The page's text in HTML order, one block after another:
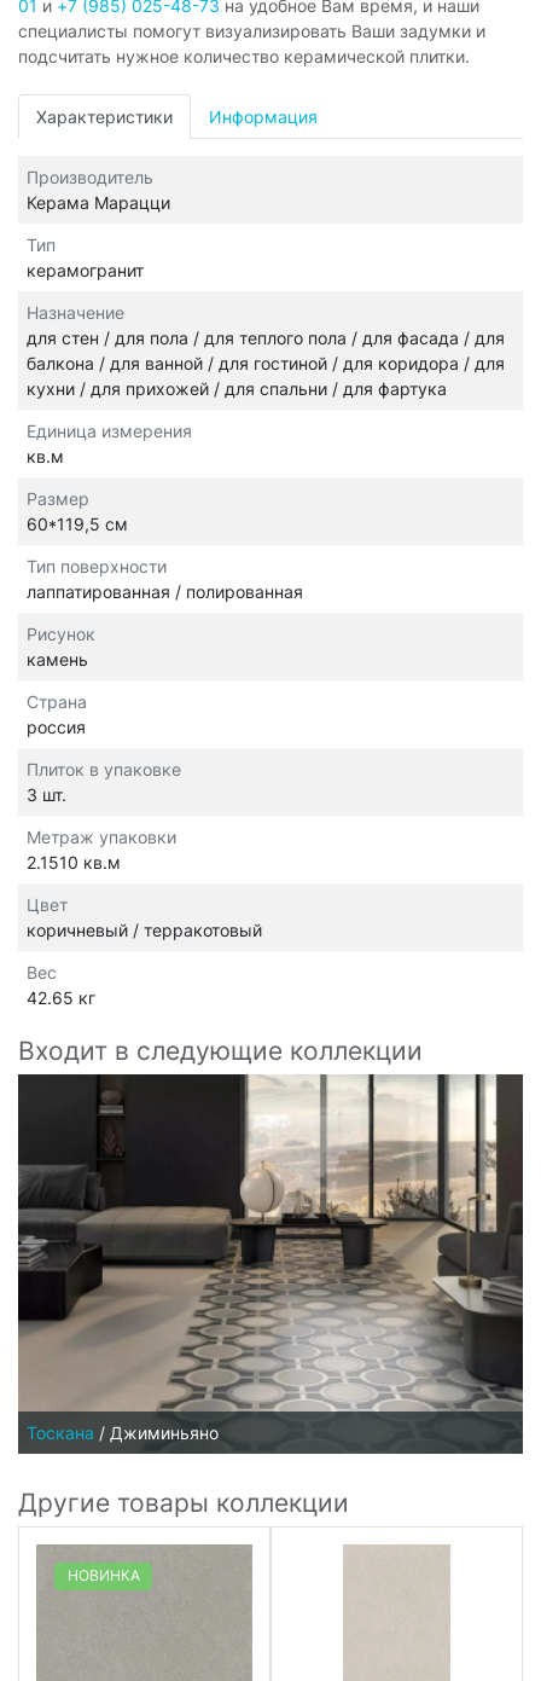
01 и +7 (985) 025-48-73 на удобное Вам время, и наши
специалисты помогут визуализировать Ваши задумки и
подсчитать нужное количество керамической плитки.
Характеристики Информация
Производитель
Керама Марацци
Тип
керамогранит
Назначение
для стен / для пола / для теплого пола / для фасада / для
балкона / для ванной / для гостиной / для коридора / для
кухни / для прихожей / для спальни / для фартука
Единица измерения
кв.м
Размер
60*119,5 см
Тип поверхности
лаппатированная / полированная
Рисунок
камень
Страна
россия
Плиток в упаковке
3 шт.
Метраж упаковки
2.1510 кв.м
Цвет
коричневый / терракотовый
Вес
42.65 кг
Входит в следующие коллекции
Тоскана / Джиминьяно
Другие товары коллекции
НОВИНКА